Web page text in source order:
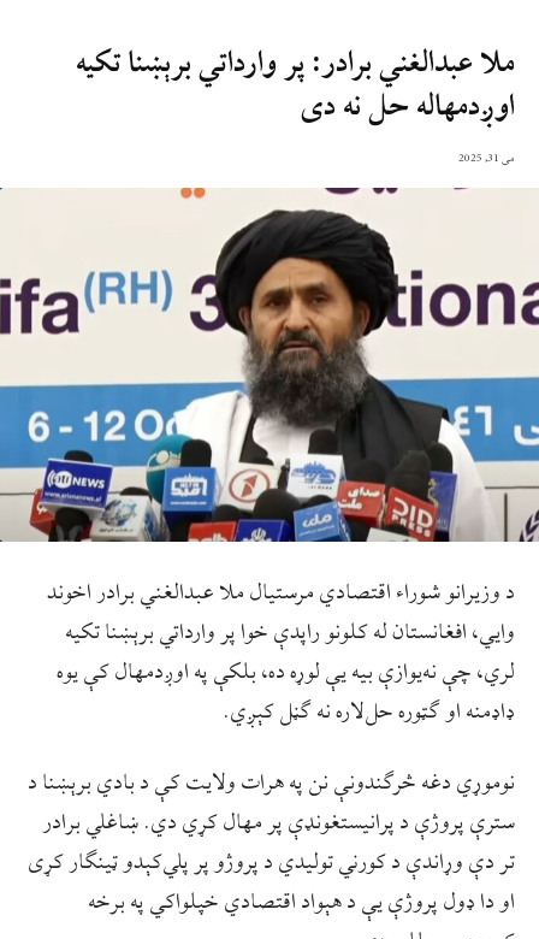
ملا عبدالغني برادر: پر وارداتي برېښنا تکيه
اوږدمهاله حل نه دی
می 31, 2025
د وزيرانو شوراء اقتصادي مرستیال ملا عبدالغني برادر اخوند
وايي، افغانستان له کلونو راپدې خوا پر وارداتي برېښنا تکیه
لري، چې نه‌یوازې بیه يې لوړه ده، بلکې په اوږدمهال کې یوه
ډاډمنه او ګټوره حل‌لاره نه ګڼل کېږي.
نوموړي دغه څرګندونې نن په هرات ولایت کې د بادي برېښنا د
سترې پروژې د پرانیستغونډې پر مهال کړي دي. ښاغلي برادر
تر دې وړاندې د کورني تولیدي د پروژو پر پلي‌کېدو ټينګار کړی
او دا ډول پروژې يې د هېواد اقتصادي خپلواکي په برخه